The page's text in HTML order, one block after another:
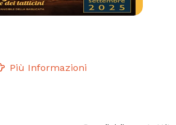
Più Informazioni